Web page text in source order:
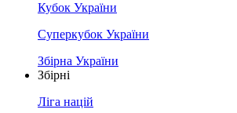
Кубок України
Суперкубок України
Збірна України
Збірні
Ліга націй